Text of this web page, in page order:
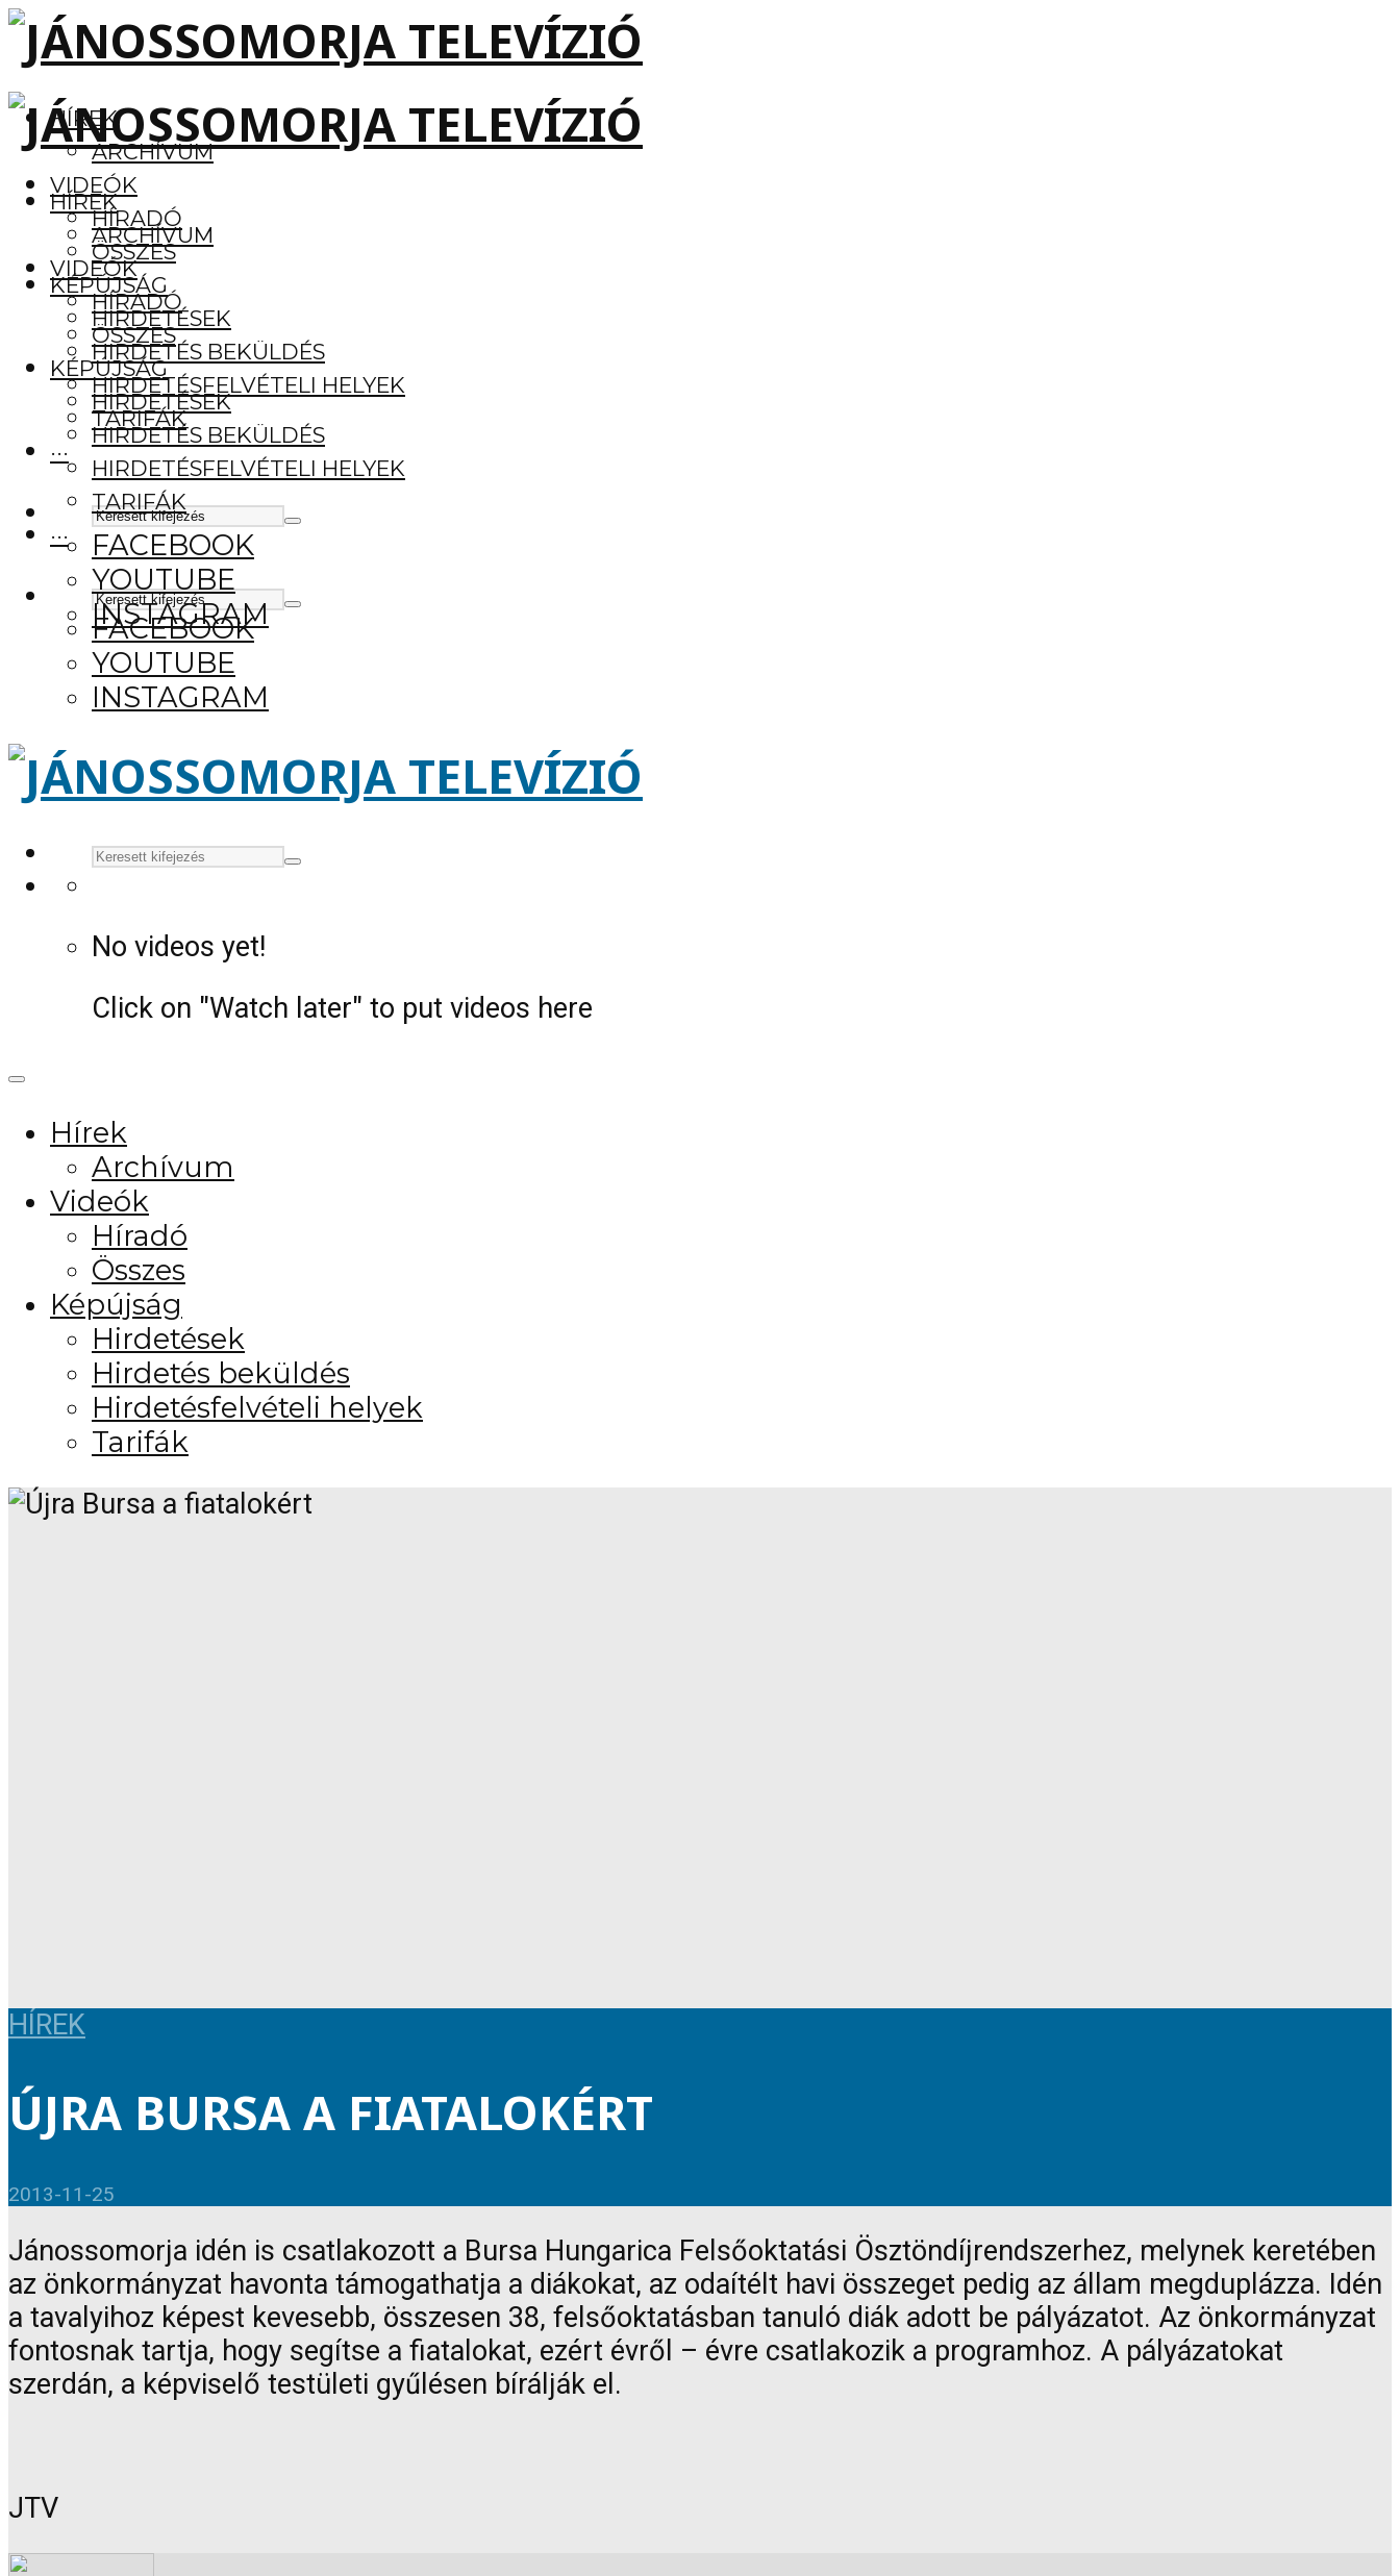
HÍREK
ARCHÍVUM
VIDEÓK
HÍRADÓ
ÖSSZES
KÉPÚJSÁG
HIRDETÉSEK
HIRDETÉS BEKÜLDÉS
HIRDETÉSFELVÉTELI HELYEK
TARIFÁK
···
FACEBOOK
YOUTUBE
INSTAGRAM
HÍREK
ARCHÍVUM
VIDEÓK
HÍRADÓ
ÖSSZES
KÉPÚJSÁG
HIRDETÉSEK
HIRDETÉS BEKÜLDÉS
HIRDETÉSFELVÉTELI HELYEK
TARIFÁK
···
FACEBOOK
YOUTUBE
INSTAGRAM
No videos yet!
Click on "Watch later" to put videos here
Hírek
Archívum
Videók
Híradó
Összes
Képújság
Hirdetések
Hirdetés beküldés
Hirdetésfelvételi helyek
Tarifák
HÍREK
ÚJRA BURSA A FIATALOKÉRT
2013-11-25
Jánossomorja idén is csatlakozott a Bursa Hungarica Felsőoktatási Ösztöndíjrendszerhez, melynek keretében
az önkormányzat havonta támogathatja a diákokat, az odaítélt havi összeget pedig az állam megduplázza. Idén
a tavalyihoz képest kevesebb, összesen 38, felsőoktatásban tanuló diák adott be pályázatot. Az önkormányzat
fontosnak tartja, hogy segítse a fiatalokat, ezért évről – évre csatlakozik a programhoz. A pályázatokat
szerdán, a képviselő testületi gyűlésen bírálják el.
JTV